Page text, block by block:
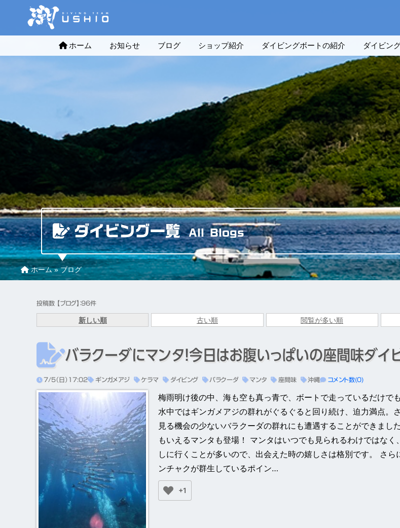
ホーム お知らせ ブログ ショップ紹介 ダイビングボートの紹介 ダイビン
ダイビング一覧 All Blogs
ホーム»ブログ
投稿数 【ブログ】：96件
バラクーダにマンタ！今日はお腹いっぱいの座間味ダイ
7/5（日）17:02 ギンガメアジ ケラマ ダイビング バラクーダ マンタ 座間味 沖縄 コメント数(0)
梅雨明け後の中、海も空も真っ青で、ボートで走っているだけで
水中ではギンガメアジの群れがぐるぐると回り続け、迫力満点。
見る機会の少ないバラクーダの群れにも遭遇することができまし
もいえるマンタも登場！ マンタはいつでも見られるわけではなく
しに行くことが多いので、出会えた時の嬉しさは格別です。 さ
ンチャクが群生しているポイン…
+1